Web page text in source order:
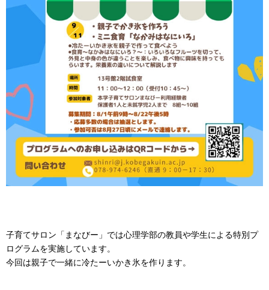
子育てサロン「まなびー」では心理学部の教員や学生による特別プ
ログラムを実施しています。
今回は親子で一緒に冷たーいかき氷を作ります。